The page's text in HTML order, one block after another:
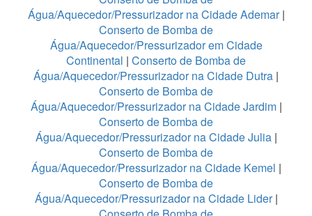
Água/Aquecedor/Pressurizador na Cidade Ademar|
Conserto de Bomba de
Água/Aquecedor/Pressurizador em Cidade
Continental | Conserto de Bomba de
Água/Aquecedor/Pressurizador na Cidade Dutra |
Conserto de Bomba de
Água/Aquecedor/Pressurizador na Cidade Jardim|
Conserto de Bomba de
Água/Aquecedor/Pressurizador na Cidade Julia |
Conserto de Bomba de
Água/Aquecedor/Pressurizador na Cidade Kemel |
Conserto de Bomba de
Água/Aquecedor/Pressurizador na Cidade Lider|